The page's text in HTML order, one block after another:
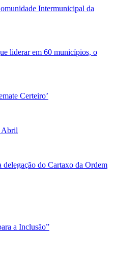
Intermunicipal da
liderar em 60 municípios, o
Certeiro’
Abril
do Cartaxo da Ordem
a Inclusão”